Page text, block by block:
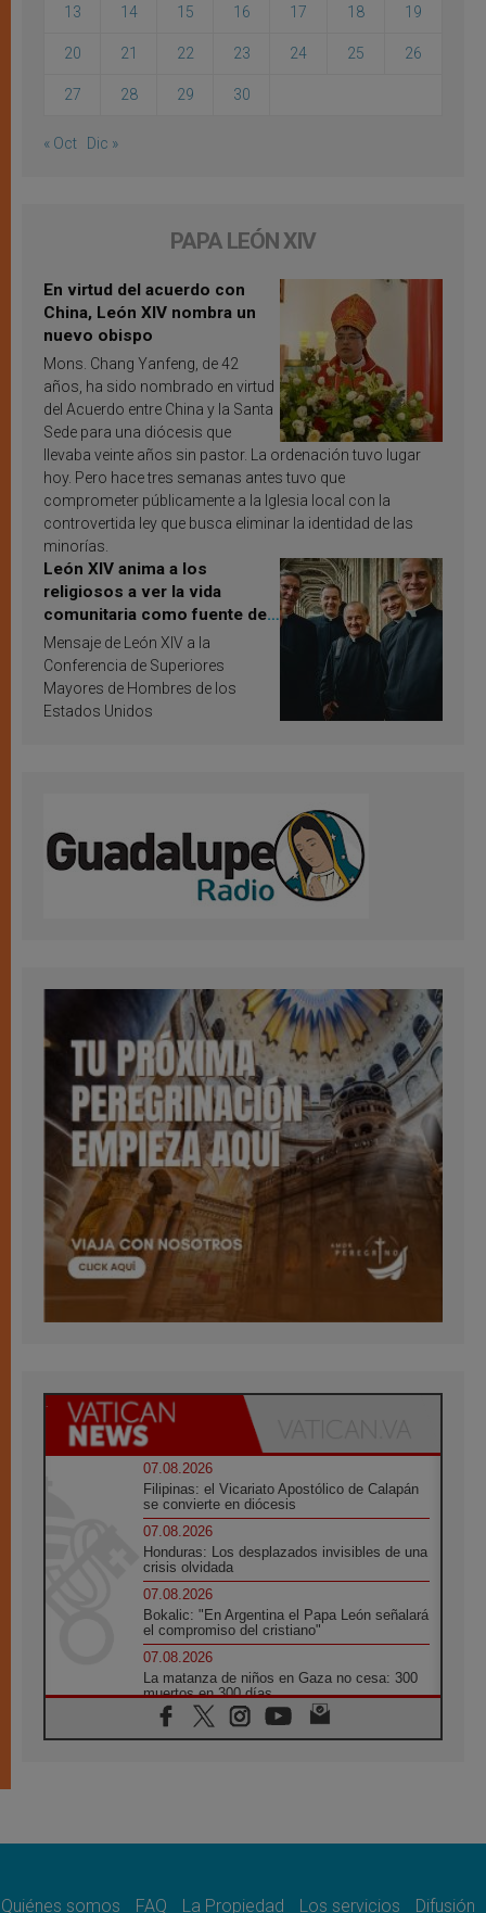
13 14 15 16 17 18 19
20 21 22 23 24 25 26
27 28 29 30
« Oct Dic »
PAPA LEÓN XIV
En virtud del acuerdo con
China, León XIV nombra un
nuevo obispo
Mons. Chang Yanfeng, de 42
años, ha sido nombrado en virtud
del Acuerdo entre China y la Santa
Sede para una diócesis que
llevaba veinte años sin pastor. La ordenación tuvo lugar
hoy. Pero hace tres semanas antes tuvo que
comprometer públicamente a la Iglesia local con la
controvertida ley que busca eliminar la identidad de las
minorías.
León XIV anima a los
religiosos a ver la vida
comunitaria como fuente de
inspiración y santificación
Mensaje de León XIV a la
Conferencia de Superiores
Mayores de Hombres de los
Estados Unidos
07.08.2026
Filipinas: el Vicariato Apostólico de Calapán
se convierte en diócesis
07.08.2026
Honduras: Los desplazados invisibles de una
crisis olvidada
07.08.2026
Bokalic: "En Argentina el Papa León señalará
el compromiso del cristiano"
07.08.2026
La matanza de niños en Gaza no cesa: 300
muertos en 300 días
07.08.2026
Tagle: La guerra desfigura el mundo, solo la
como misión al servicio del Evangelio
Quiénes somos FAQ La Propiedad Los servicios Difusión